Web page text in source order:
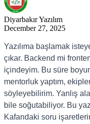
DiyarbakırYazılım
December 27, 2025
Yazılıma başlamak
çıkar. Backend mi
içindeyim. Bu süre
mentorluk yaptım,
söyleyebilirim. Yanlış
bile soğutabiliyor. Bu
Kafandaki soru